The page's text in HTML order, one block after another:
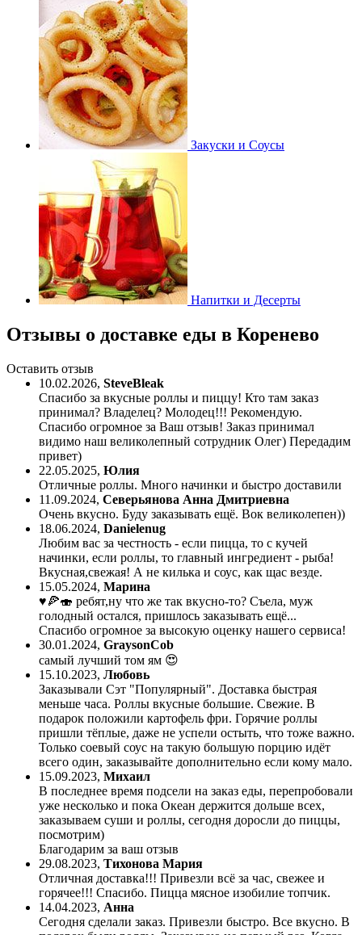
Закуски и Соусы
Напитки и Десерты
Отзывы о доставке еды в Коренево
Оставить отзыв
10.02.2026, SteveBleak
Спасибо за вкусные роллы и пиццу! Кто там заказ
принимал? Владелец? Молодец!!! Рекомендую.
Спасибо огромное за Ваш отзыв! Заказ принимал
видимо наш великолепный сотрудник Олег) Передадим
привет)
22.05.2025, Юлия
Отличные роллы. Много начинки и быстро доставили
11.09.2024, Северьянова Анна Дмитриевна
Очень вкусно. Буду заказывать ещё. Вок великолепен))
18.06.2024, Danielenug
Любим вас за честность - если пицца, то с кучей
начинки, если роллы, то главный ингредиент - рыба!
Вкусная,свежая! А не килька и соус, как щас везде.
15.05.2024, Марина
♥️🍕🍣 ребят,ну что же так вкусно-то? Съела, муж
голодный остался, пришлось заказывать ещё...
Спасибо огромное за высокую оценку нашего сервиса!
30.01.2024, GraysonCob
самый лучший том ям 😍
15.10.2023, Любовь
Заказывали Сэт "Популярный". Доставка быстрая
меньше часа. Роллы вкусные большие. Свежие. В
подарок положили картофель фри. Горячие роллы
пришли тёплые, даже не успели остыть, что тоже важно.
Только соевый соус на такую большую порцию идёт
всего один, заказывайте дополнительно если кому мало.
15.09.2023, Михаил
В последнее время подсели на заказ еды, перепробовали
уже несколько и пока Океан держится дольше всех,
заказываем суши и роллы, сегодня доросли до пиццы,
посмотрим)
Благодарим за ваш отзыв
29.08.2023, Тихонова Мария
Отличная доставка!!! Привезли всё за час, свежее и
горячее!!! Спасибо. Пицца мясное изобилие топчик.
14.04.2023, Анна
Сегодня сделали заказ. Привезли быстро. Все вкусно. В